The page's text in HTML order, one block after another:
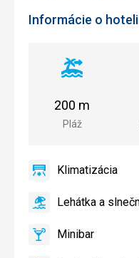
Informácie o hoteli
Vzdialenosť
pláže
Pláž
200 m
Klimatizácia
Klimatizácia
áno
Lehátka
slnečníky
áno
Minibar,Minibar
áno